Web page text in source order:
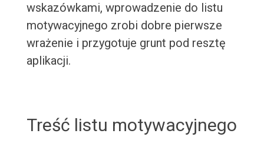
wskazówkami, wprowadzenie do listu
motywacyjnego zrobi dobre pierwsze
wrażenie i przygotuje grunt pod resztę
aplikacji.
Treść listu motywacyjnego